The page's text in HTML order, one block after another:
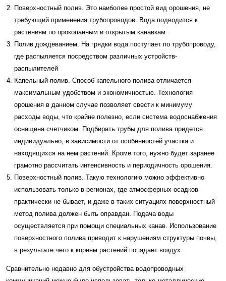
Поверхностный полив. Это наиболее простой вид орошения, не
требующий применения трубопроводов. Вода подводится к
растениям по прокопанным и открытым канавкам.
Полив дождеванием. На грядки вода поступает по трубопроводу,
где распыляется посредством различных устройств-
распылителей
Капельный полив. Способ капельного полива отличается
максимальным удобством и экономичностью. Технология
орошения в данном случае позволяет свести к минимуму
расходы воды, что крайне полезно, если система водоснабжения
оснащена счетчиком. Подбирать трубы для полива придется
индивидуально, в зависимости от особенностей участка и
находящихся на нем растений. Кроме того, нужно будет заранее
грамотно рассчитать интенсивность и периодичность орошения.
Поверхностный полив. Такую технологию можно эффективно
использовать только в регионах, где атмосферных осадков
практически не бывает, и даже в таких ситуациях поверхностный
метод полива должен быть оправдан. Подача воды
осуществляется при помощи специальных канав. Использование
поверхностного полива приводит к нарушениям структуры почвы,
в результате чего к корням растений попадает воздух.
Сравнительно недавно для обустройства водопроводных